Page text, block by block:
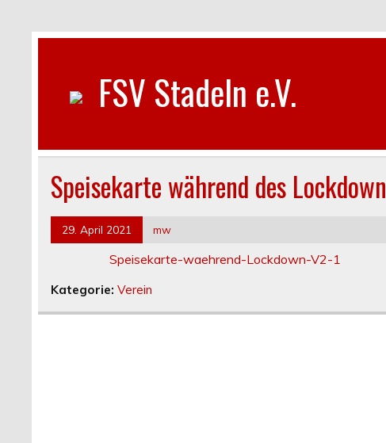
FSV Stadeln e.V.
Speisekarte während des Lockdown
29. April 2021 mw
Speisekarte-waehrend-Lockdown-V2-1
Kategorie:Verein